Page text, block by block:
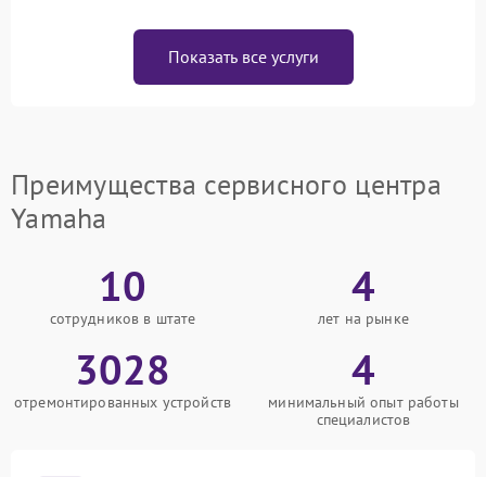
Показать все услуги
Преимущества сервисного центра
Yamaha
10
сотрудников в штате
4
лет на рынке
3028
отремонтированных устройств
4
минимальный опыт работы
специалистов